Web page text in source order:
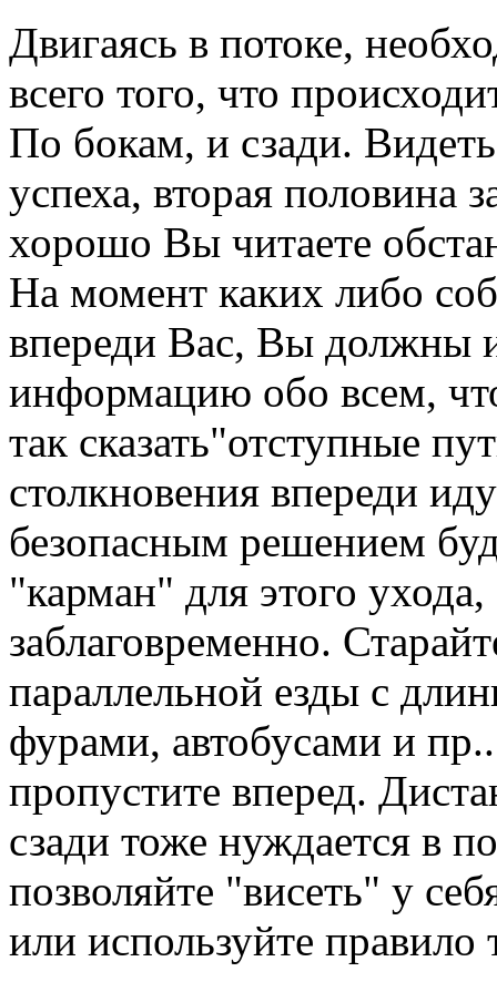
Двигаясь в потоке,
всего того, что
По бокам, и сзади.
успеха, вторая половина
хорошо Вы читаете
На момент каких либо
впереди Вас, Вы должны
информацию обо всем,
так сказать"отступные
столкновения впереди
безопасным решением
"карман" для этого
заблаговременно.
параллельной езды с
фурами, автобусами и
пропустите вперед.
сзади тоже нуждается в
позволяйте "висеть" у
или используйте